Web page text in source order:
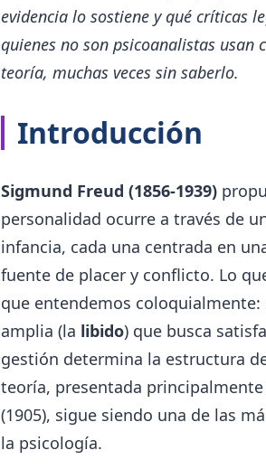
evidencia lo sostiene y qué críticas
quienes no son psicoanalistas usan
teoría, muchas veces sin saberlo.
Introducción
Sigmund Freud (1856-1939)
personalidad ocurre a través de
infancia, cada una centrada en
fuente de placer y conflicto. Lo
que entendemos
amplia (la libido) que busca
gestión determina la estructura
teoría, presentada principalmente
(1905), sigue siendo una de las
la psicología.